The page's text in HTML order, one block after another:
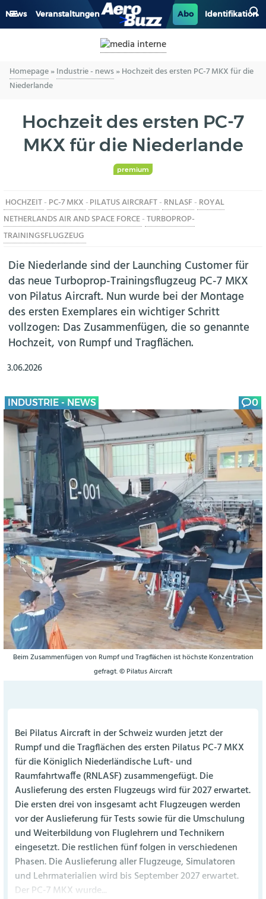
News Veranstaltungen Abo Identifikation
BIZAV
MILITÄR
HELIKOPTER
BERUFE
AERO-KULTUR
Homepage»Industrie - news»Hochzeit des ersten PC-7 MKX für die
Niederlande
Hochzeit des ersten PC-7
MKX für die Niederlande
premium
HOCHZEIT- PC-7 MKX -PILATUS AIRCRAFT- RNLASF- ROYAL
NETHERLANDS AIR AND SPACE FORCE-TURBOPROP-
TRAININGSFLUGZEUG
Die Niederlande sind der Launching Customer für
das neue Turboprop-Trainingsflugzeug PC-7 MKX
von Pilatus Aircraft. Nun wurde bei der Montage
des ersten Exemplares ein wichtiger Schritt
vollzogen: Das Zusammenfügen, die so genannte
Hochzeit, von Rumpf und Tragflächen.
3.06.2026
INDUSTRIE - NEWS 0
Beim Zusammenfügen von Rumpf und Tragflächen ist höchste Konzentration
gefragt. © Pilatus Aircraft
Bei Pilatus Aircraft in der Schweiz wurden jetzt der
Rumpf und die Tragflächen des ersten Pilatus PC-7 MKX
für die Königlich Niederländische Luft- und
Raumfahrtwaffe (RNLASF) zusammengefügt. Die
Auslieferung des ersten Flugzeugs wird für 2027 erwartet.
Die ersten drei von insgesamt acht Flugzeugen werden
vor der Auslieferung für Tests sowie für die Umschulung
und Weiterbildung von Fluglehrern und Technikern
eingesetzt. Die restlichen fünf folgen in verschiedenen
Phasen. Die Auslieferung aller Flugzeuge, Simulatoren
und Lehrmaterialien wird bis September 2027 erwartet.
Der PC-7 MKX wurde...